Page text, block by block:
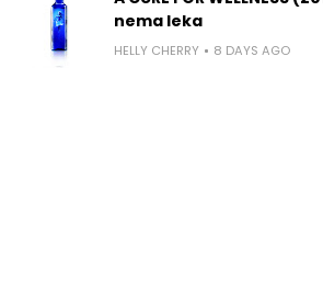
nema leka
HELLY CHERRY 8 DAYS AGO